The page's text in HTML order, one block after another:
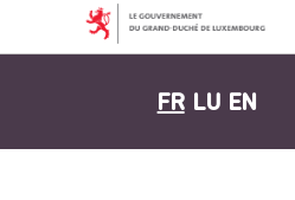
FR LU EN